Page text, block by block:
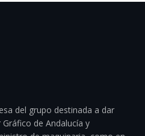
del grupo destinada a dar
de Andalucía y